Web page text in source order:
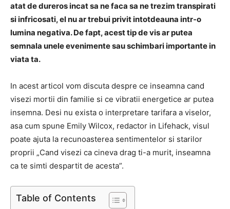
atat de dureros incat sa ne faca sa ne trezim transpirati
si infricosati, el nu ar trebui privit intotdeauna intr-o
lumina negativa. De fapt, acest tip de vis ar putea
semnala unele evenimente sau schimbari importante in
viata ta.
In acest articol vom discuta despre ce inseamna cand
visezi mortii din familie si ce vibratii energetice ar putea
insemna. Desi nu exista o interpretare tarifara a viselor,
asa cum spune Emily Wilcox, redactor in Lifehack, visul
poate ajuta la recunoasterea sentimentelor si starilor
proprii „Cand visezi ca cineva drag ti-a murit, inseamna
ca te simti despartit de acesta”.
Table of Contents